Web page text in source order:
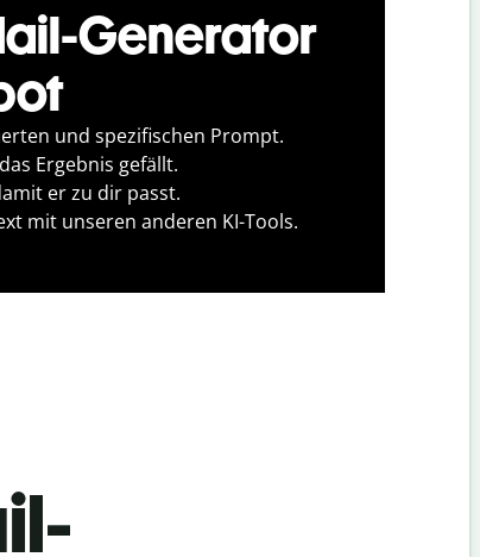
Generator
und spezifischen Prompt.
Ergebnis gefällt.
er zu dir passt.
mit unseren anderen KI-Tools.